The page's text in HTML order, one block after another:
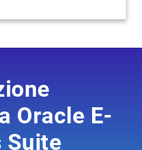
Oracle E-
Suite